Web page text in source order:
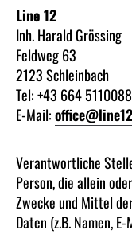
Line 12
Inh. Harald Grössing
Feldweg 63
2123 Schleinbach
Tel: +43 664 5110088
E-Mail:
Verantwortliche
Person, die allein
Zwecke und Mittel
Daten (z.B. Namen,